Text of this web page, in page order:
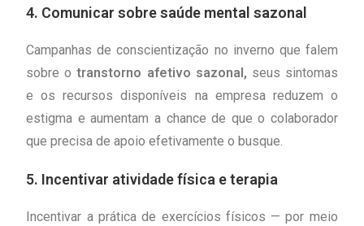
4. Comunicar sobre saúde mental sazonal
Campanhas de conscientização no inverno que falem
sobre otranstorno afetivo sazonal, seus sintomas
e os recursos disponíveis na empresa reduzem o
estigma e aumentam a chance de que o colaborador
que precisa de apoio efetivamente o busque.
5. Incentivar atividade física e terapia
Incentivar a prática de exercícios físicos — por meio